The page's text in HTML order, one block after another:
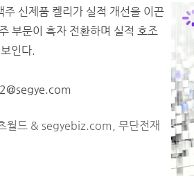
주 신제품 켈리가 실적 개선을 이끈
부문이 흑자 전환하며 실적 호조
인다.
월드 & segyebiz.com, 무단전재